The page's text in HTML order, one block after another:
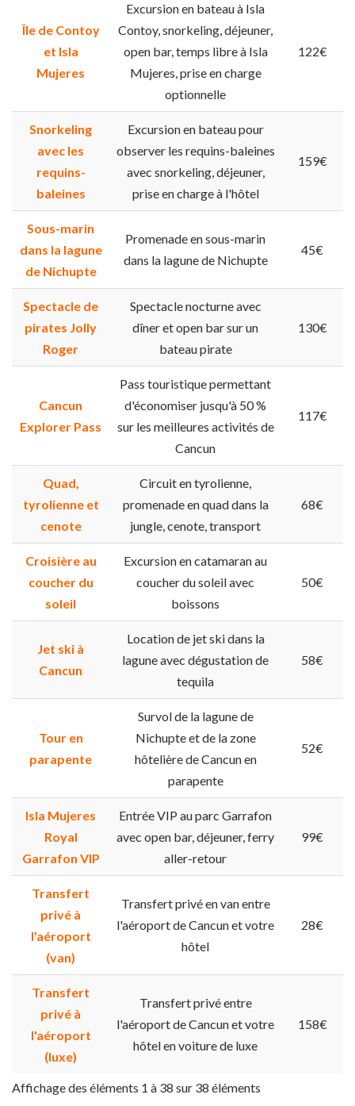
Île de Contoy
et Isla
Mujeres
Excursion en bateau à Isla
Contoy, snorkeling, déjeuner,
open bar, temps libre à Isla
Mujeres, prise en charge
optionnelle
122€
Snorkeling
avec les
requins-
baleines
Excursion en bateau pour
observer les requins-baleines
avec snorkeling, déjeuner,
prise en charge à l'hôtel
159€
Sous-marin
dans la lagune
de Nichupte
Promenade en sous-marin
dans la lagune de Nichupte
45€
Spectacle de
pirates Jolly
Roger
Spectacle nocturne avec
dîner et open bar sur un
bateau pirate
130€
Cancun
Explorer Pass
Pass touristique permettant
d'économiser jusqu'à 50 %
sur les meilleures activités de
Cancun
117€
Quad,
tyrolienne et
cenote
Circuit en tyrolienne,
promenade en quad dans la
jungle, cenote, transport
68€
Croisière au
coucher du
soleil
Excursion en catamaran au
coucher du soleil avec
boissons
50€
Jet ski à
Cancun
Location de jet ski dans la
lagune avec dégustation de
tequila
58€
Tour en
parapente
Survol de la lagune de
Nichupte et de la zone
hôtelière de Cancun en
parapente
52€
Isla Mujeres
Royal
Garrafon VIP
Entrée VIP au parc Garrafon
avec open bar, déjeuner, ferry
aller-retour
99€
Transfert
privé à
l'aéroport
(van)
Transfert privé en van entre
l'aéroport de Cancun et votre
hôtel
28€
Transfert
privé à
l'aéroport
(luxe)
Transfert privé entre
l'aéroport de Cancun et votre
hôtel en voiture de luxe
158€
Affichage des éléments 1 à 38 sur 38 éléments